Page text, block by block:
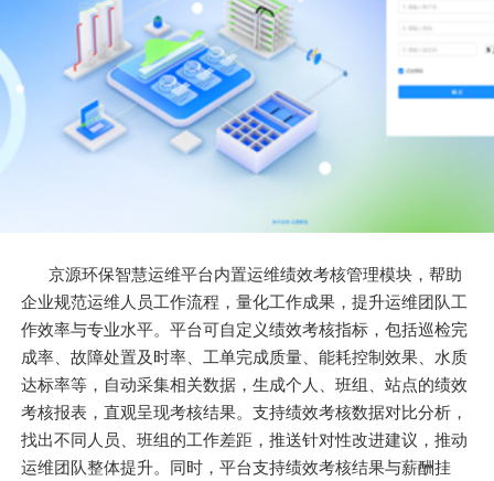
京源环保智慧运维平台内置运维绩效考核管理模块，帮助
企业规范运维人员工作流程，量化工作成果，提升运维团队工
作效率与专业水平。平台可自定义绩效考核指标，包括巡检完
成率、故障处置及时率、工单完成质量、能耗控制效果、水质
达标率等，自动采集相关数据，生成个人、班组、站点的绩效
考核报表，直观呈现考核结果。支持绩效考核数据对比分析，
找出不同人员、班组的工作差距，推送针对性改进建议，推动
运维团队整体提升。同时，平台支持绩效考核结果与薪酬挂